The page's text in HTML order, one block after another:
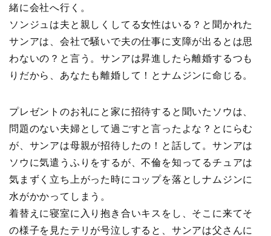
緒に会社へ行く。
ソンジュは夫と親しくしてる女性はいる？と聞かれた
サンアは、会社で騒いで夫の仕事に支障が出るとは思
わないの？と言う。サンアは昇進したら離婚するつも
りだから、あなたも離婚して！とナムジンに命じる。
プレゼントのお礼にと家に招待すると聞いたソウは、
問題のない夫婦として過ごすと言ったよな？とにらむ
が、サンアは母親が招待したの！と話して。サンアは
ソウに気遣うふりをするが、不倫を知ってるチュアは
気まずく立ち上がった時にコップを落としナムジンに
水がかかってしまう。
着替えに寝室に入り抱き合いキスをし、そこに来てそ
の様子を見たテリが号泣しすると、サンアは父さんに